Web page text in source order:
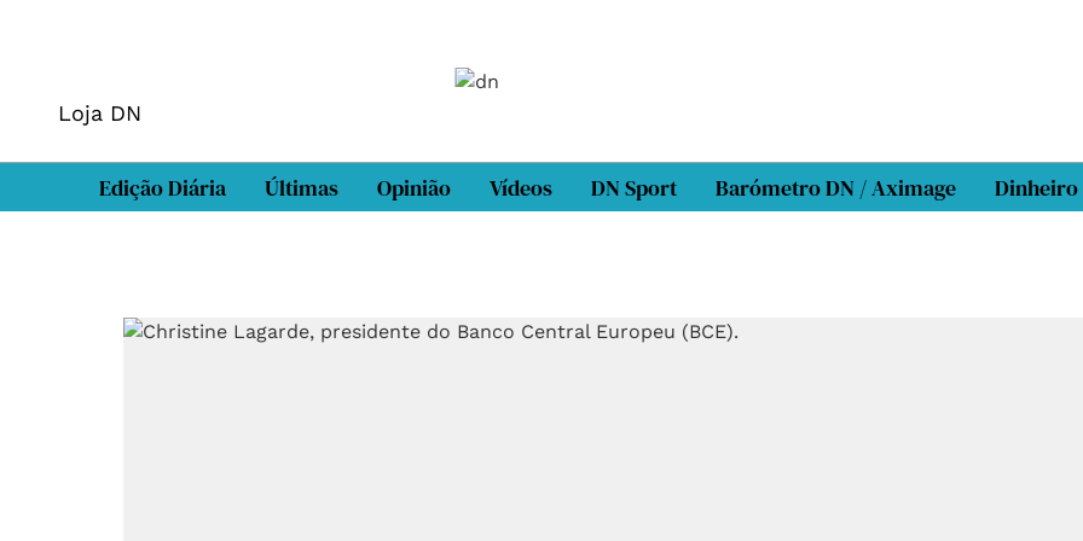
Loja DN
Edição Diária Últimas Opinião Vídeos DN Sport Barómetro DN / Aximage Dinheiro